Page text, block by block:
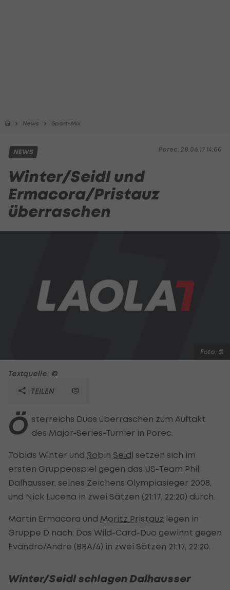
News Sport-Mix
Porec, 28.06.17 14:00
NEWS
Winter/Seidl und
Ermacora/Pristauz
überraschen
Foto: ©
Textquelle: ©
TEILEN
Ö sterreichs Duos überraschen zum Auftakt
des Major-Series-Turnier in Porec.
Tobias Winter und Robin Seidl setzen sich im
ersten Gruppenspiel gegen das US-Team Phil
Dalhausser, seines Zeichens Olympiasieger 2008,
und Nick Lucena in zwei Sätzen (21:17, 22:20) durch.
Martin Ermacora und Moritz Pristauz legen in
Gruppe D nach: Das Wild-Card-Duo gewinnt gegen
Evandro/Andre (BRA/4) in zwei Sätzen 21:17, 22:20.
Winter/Seidl schlagen Dalhausser